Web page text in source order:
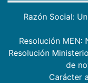
Razón Social:
Resolución MEN:
Resolución
de
Carácter